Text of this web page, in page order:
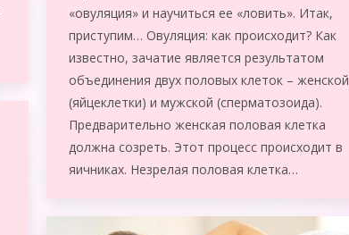
«овуляция» и научиться ее «ловить». Итак,
приступим… Овуляция: как происходит? Как
известно, зачатие является результатом
объединения двух половых клеток – женской
(яйцеклетки) и мужской (сперматозоида).
Предварительно женская половая клетка
должна созреть. Этот процесс происходит в
яичниках. Незрелая половая клетка…